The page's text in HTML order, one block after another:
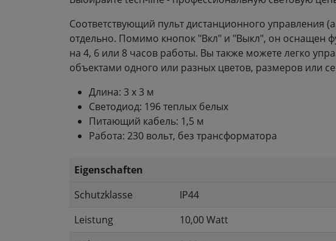
Соответствующий пульт дистанционного управления
отдельно. Помимо кнопок "Вкл" и "Выкл", он оснащен
на 4, 6 или 8 часов работы. Вы также можете легко
объектами одного или разных цветов, размеров или
Длина: 3 x 3 м
Светодиод: 196 теплых белых
Питающий кабель: 1,5 м
Работа: 230 вольт, без трансформатора
Eigenschaften
Schutzklasse
IP44
Leistung
10,00 Watt